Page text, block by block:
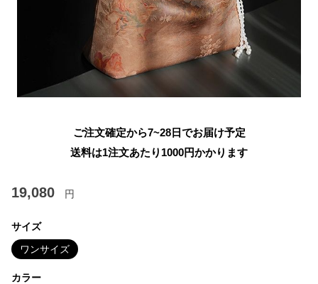
ご注文確定から7~28日でお届け予定
送料は1注文あたり 1000円かかります
19,080 円
サイズ
ワンサイズ
カラー